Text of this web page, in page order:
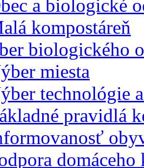
a biologické
kompostáreň
biologického
miesta
technológie
pravidlá